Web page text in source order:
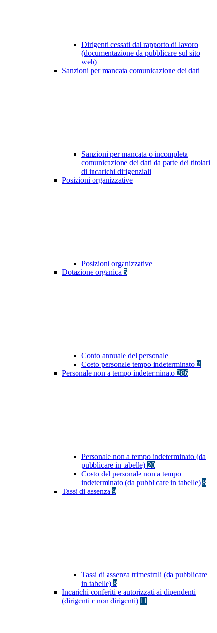
Dirigenti cessati dal rapporto di lavoro
(documentazione da pubblicare sul sito
web)
Sanzioni per mancata comunicazione dei dati
Sanzioni per mancata o incompleta
comunicazione dei dati da parte dei titolari
di incarichi dirigenziali
Posizioni organizzative
Posizioni organizzative
Dotazione organica 5
Conto annuale del personale
Costo personale tempo indeterminato 2
Personale non a tempo indeterminato 286
Personale non a tempo indeterminato (da
pubblicare in tabelle) 20
Costo del personale non a tempo
indeterminato (da pubblicare in tabelle) 8
Tassi di assenza 9
Tassi di assenza trimestrali (da pubblicare
in tabelle) 8
Incarichi conferiti e autorizzati ai dipendenti
(dirigenti e non dirigenti) 11